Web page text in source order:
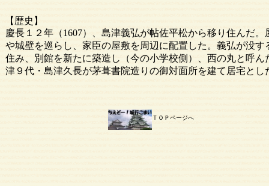
【歴史】
ＴＯＰページへ
慶長１２年（1607）、島津義弘が帖佐平松から移り住んだ
や城壁を巡らし、家臣の屋敷を周辺に配置した。義弘が没
住み、別館を新たに築造し（今の小学校側）、西の丸と呼ん
津９代・島津久長が茅葺書院造りの御対面所を建て居宅とし